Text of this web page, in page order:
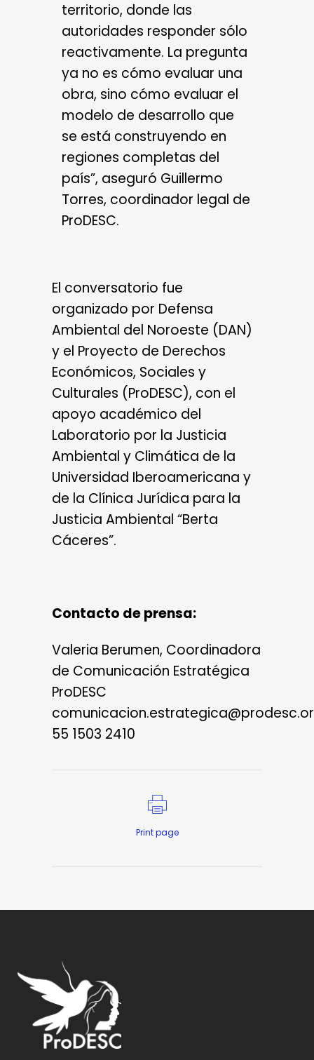
territorio, donde las
autoridades responder sólo
reactivamente. La pregunta
ya no es cómo evaluar una
obra, sino cómo evaluar el
modelo de desarrollo que
se está construyendo en
regiones completas del
país”, aseguró Guillermo
Torres, coordinador legal de
ProDESC.
El conversatorio fue
organizado por Defensa
Ambiental del Noroeste (DAN)
y el Proyecto de Derechos
Económicos, Sociales y
Culturales (ProDESC), con el
apoyo académico del
Laboratorio por la Justicia
Ambiental y Climática de la
Universidad Iberoamericana y
de la Clínica Jurídica para la
Justicia Ambiental “Berta
Cáceres”.
Contacto de prensa:
Valeria Berumen, Coordinadora
de Comunicación Estratégica
ProDESC
55 1503 2410
Print page